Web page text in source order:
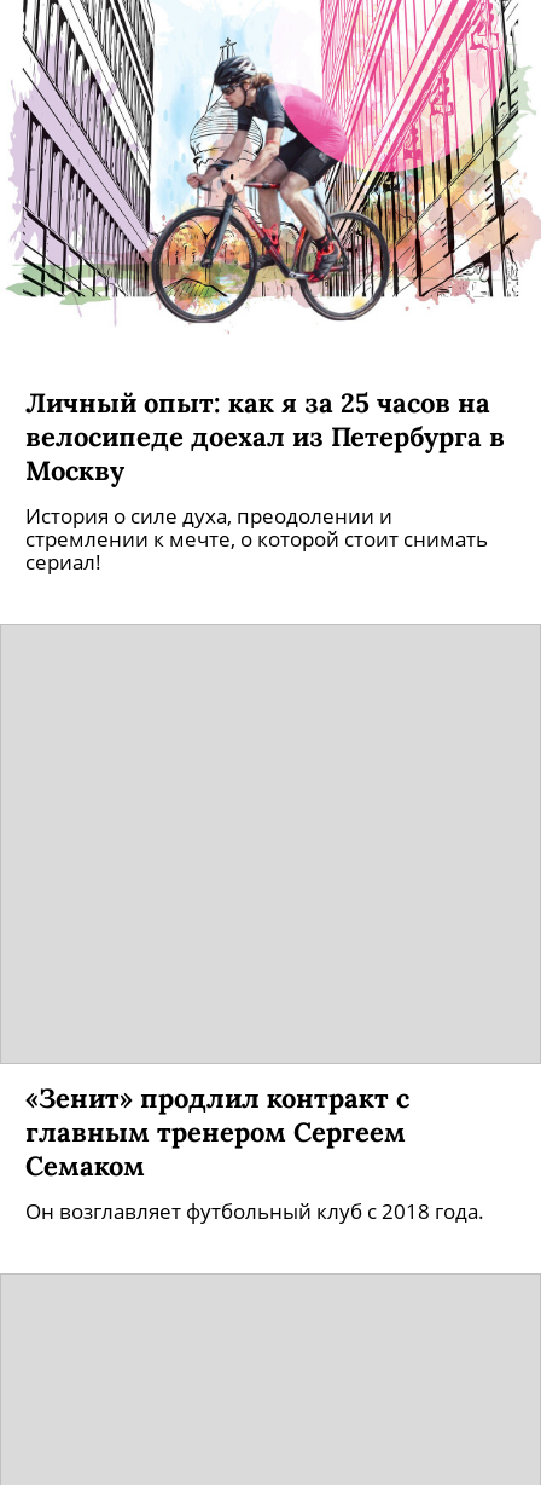
Личный опыт: как я за 25 часов на
велосипеде доехал из Петербурга в
Москву
История о силе духа, преодолении и
стремлении к мечте, о которой стоит снимать
сериал!
«Зенит» продлил контракт с
главным тренером Сергеем
Семаком
Он возглавляет футбольный клуб с 2018 года.